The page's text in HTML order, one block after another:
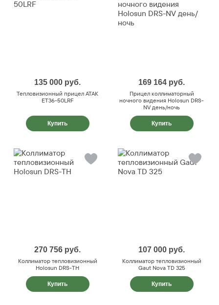
135 000 руб.
Тепловизионный прицел ATAK
ET36-50LRF
Купить
169 164 руб.
Прицел коллиматорный
ночного видения Holosun DRS-
NV день/ночь
Купить
270 756 руб.
Коллиматор тепловизионный
Holosun DRS-TH
Купить
107 000 руб.
Коллиматор тепловизионный
Gaut Nova TD 325
Купить